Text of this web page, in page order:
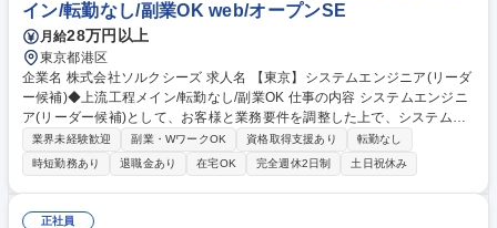
イン/転勤なし/副業OK web/オープンSE
月給28万円以上
東京都港区
企業名 株式会社ソルクシーズ 求人名 【東京】システムエンジニア(リーダ
ー候補)◆上流工程メイン/転勤なし/副業OK 仕事の内容 システムエンジニ
ア(リーダー候補)として、お客様と業務要件を調整した上で、システム要
件定義や方式設計を行い、ニーズに合わせたシステム開発に携わっていた
だきます。 【具体的には】1)提案 2)要件定義 3)設計 4)開発 5)保守・運用
官公庁関連のシステム開発及び、通信キャリア系の基幹システム開発に強
みを持ち、この2本柱を軸としている「産業事業部」に所属していただき
ます。最近では、業種を選ばない汎用性の高いミドルウェア製品開発やMi
業界未経験歓迎 副業・WワークOK 資格取得支援あり
転勤なし
時短勤務あり
退職金あり 在宅OK 完全週休2日制 土日祝休み
正社員